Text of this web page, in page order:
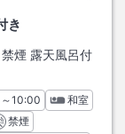
き
煙 露天風呂付
チェックアウト
～10:00
和室
禁煙